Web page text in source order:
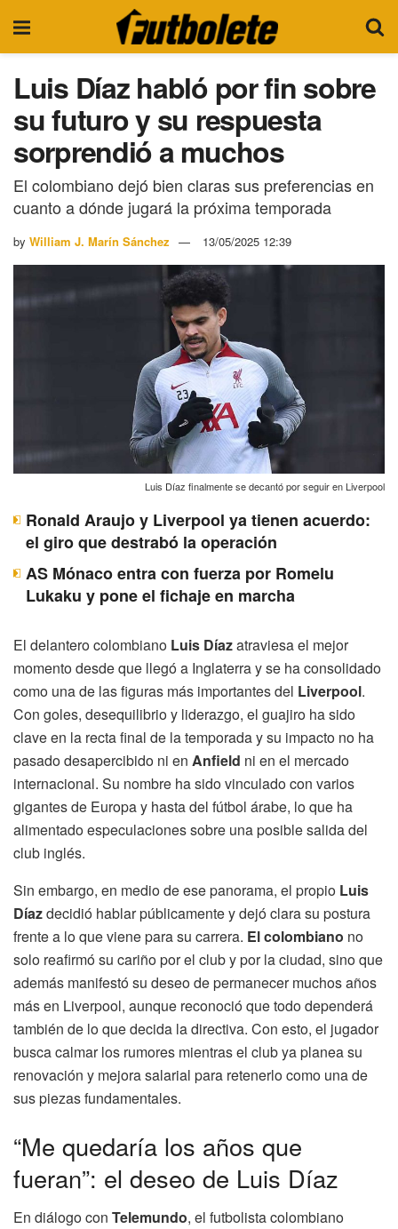
Luis Díaz habló por fin sobre
su futuro y su respuesta
sorprendió a muchos
El colombiano dejó bien claras sus preferencias en
cuanto a dónde jugará la próxima temporada
by William J. Marín Sánchez 13/05/2025 12:39
Luis Díaz finalmente se decantó por seguir en Liverpool
Ronald Araujo y Liverpool ya tienen acuerdo:
el giro que destrabó la operación
AS Mónaco entra con fuerza por Romelu
Lukaku y pone el fichaje en marcha
El delantero colombiano Luis Díazatraviesa el mejor
momento desde que llegó a Inglaterra y se ha consolidado
como una de las figuras más importantes del Liverpool.
Con goles, desequilibrio y liderazgo, el guajiro ha sido
clave en la recta final de la temporada y su impacto no ha
pasado desapercibido ni en Anfield ni en el mercado
internacional. Su nombre ha sido vinculado con varios
gigantes de Europa y hasta del fútbol árabe, lo que ha
alimentado especulaciones sobre una posible salida del
club inglés.
Sin embargo, en medio de ese panorama, el propio Luis
Díazdecidió hablar públicamente y dejó clara su postura
frente a lo que viene para su carrera. El colombiano no
solo reafirmó su cariño por el club y por la ciudad, sino que
además manifestó su deseo de permanecer muchos años
más en Liverpool, aunque reconoció que todo dependerá
también de lo que decida la directiva. Con esto, el jugador
busca calmar los rumores mientras el club ya planea su
renovación y mejora salarial para retenerlo como una de
sus piezas fundamentales.
“Me quedaría los años que
fueran”: el deseo de Luis Díaz
En diálogo con Telemundo, el futbolista colombiano